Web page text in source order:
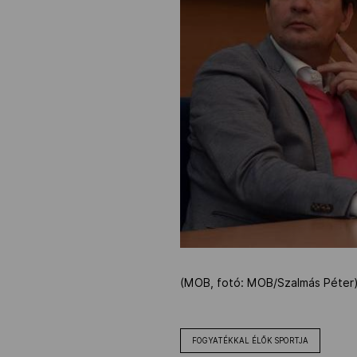
(MOB, fotó: MOB/Szalmás
FOGYATÉKKAL ÉLŐK SPORTJA